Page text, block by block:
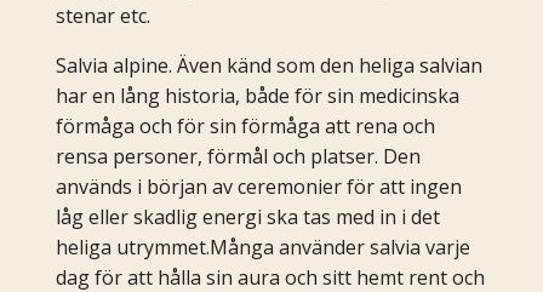
stenar etc.
Salvia alpine. Även känd som den heliga salvian
har en lång historia, både för sin medicinska
förmåga och för sin förmåga att rena och
rensa personer, förmål och platser. Den
används i början av ceremonier för att ingen
låg eller skadlig energi ska tas med in i det
heliga utrymmet.Många använder salvia varje
dag för att hålla sin aura och sitt hemt rent och